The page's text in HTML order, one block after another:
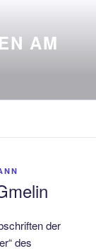
AM
der
des